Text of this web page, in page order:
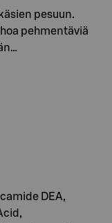
pesuun.
pehmentäviä
DEA,